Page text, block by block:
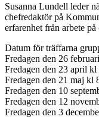
Susanna Lundell leder
chefredaktör på
erfarenhet från arbete
Datum för träffarna
Fredagen den 26
Fredagen den 23 april
Fredagen den 21 maj kl
Fredagen den 10
Fredagen den 12
Fredagen den 3